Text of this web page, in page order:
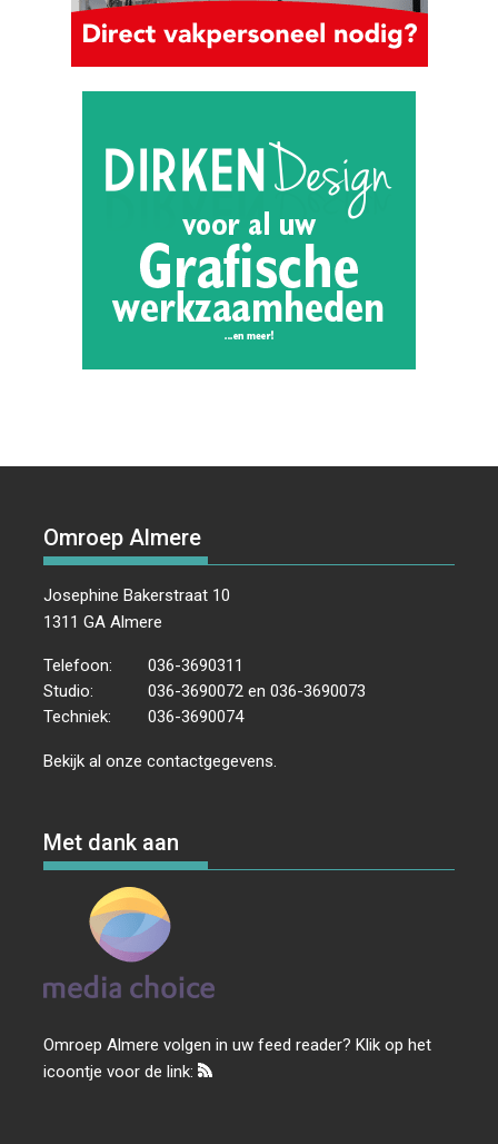
Omroep Almere
Josephine Bakerstraat 10
1311 GA Almere
Telefoon:
036-3690311
Studio:
036-3690072 en 036-3690073
Techniek:
036-3690074
Bekijk al onzecontactgegevens
Met dank aan
Omroep Almere volgen in uw feed reader? Klik op het
icoontje voor de link: